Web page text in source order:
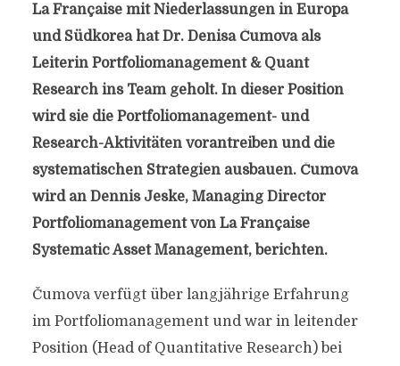
La Française mit Niederlassungen in Europa
und Südkorea hat Dr. Denisa Čumova als
Leiterin Portfoliomanagement & Quant
Research ins Team geholt. In dieser Position
wird sie die Portfoliomanagement- und
Research-Aktivitäten vorantreiben und die
systematischen Strategien ausbauen. Čumova
wird an Dennis Jeske, Managing Director
Portfoliomanagement von La Française
Systematic Asset Management, berichten.
Čumova verfügt über langjährige Erfahrung
im Portfoliomanagement und war in leitender
Position (Head of Quantitative Research) bei